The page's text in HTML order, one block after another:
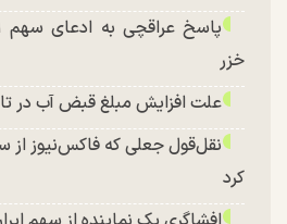
خزر
علت افزایش مبلغ قبض آب در
نقل‌قول جعلی که فاکس‌نیوز از
کرد